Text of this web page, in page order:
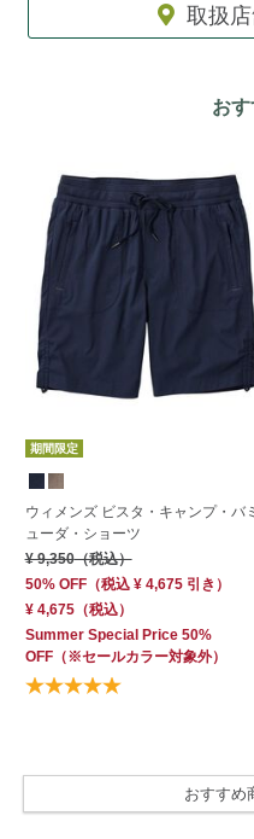
取扱
お
期間限定
ウィメンズ ビスタ・キャンプ・バミ
ューダ・ショーツ
¥ 9,350（税込）
50% OFF（税込 ¥ 4,675引き）
¥ 4,675（税込）
Summer Special Price 50%
OFF（※セールカラー対象外）
おすすめ